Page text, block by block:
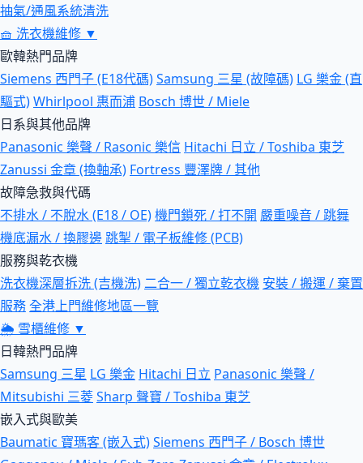
抽氣/通風系統清洗
🧺 洗衣機維修 ▼
歐韓熱門品牌
Siemens 西門子 (E18代碼)Samsung 三星 (故障碼) LG 樂金 (直
驅式)Whirlpool 惠而浦 Bosch 博世 / Miele
日系與其他品牌
Panasonic 樂聲 / Rasonic 樂信 Hitachi 日立 / Toshiba 東芝
Zanussi 金章 (換軸承) Fortress 豐澤牌 / 其他
故障急救與代碼
不排水 / 不脫水 (E18 / OE)機門鎖死 / 打不開 嚴重噪音 / 跳舞
機底漏水 / 換膠邊跳掣 / 電子板維修 (PCB)
服務與乾衣機
洗衣機深層拆洗 (吉機洗) 二合一 / 獨立乾衣機 安裝 / 搬運 / 棄置
服務全港上門維修地區一覽
🌦 雪櫃維修 ▼
日韓熱門品牌
Samsung 三星 LG 樂金 Hitachi 日立 Panasonic 樂聲 /
Mitsubishi 三菱Sharp 聲寶 / Toshiba 東芝
嵌入式與歐美
Baumatic 寶瑪客 (嵌入式)Siemens 西門子 / Bosch 博世